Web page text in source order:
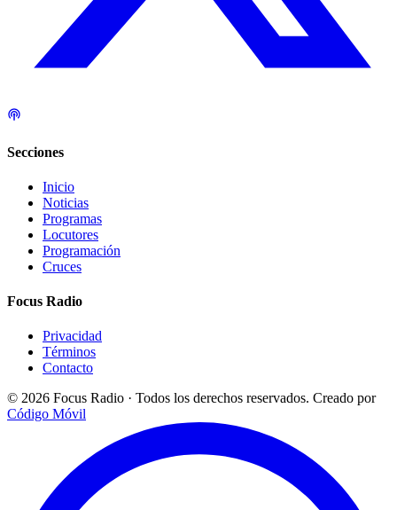
Secciones
Inicio
Noticias
Programas
Locutores
Programación
Cruces
Focus Radio
Privacidad
Términos
Contacto
© 2026 Focus Radio · Todos los derechos reservados. Creado por
Código Móvil